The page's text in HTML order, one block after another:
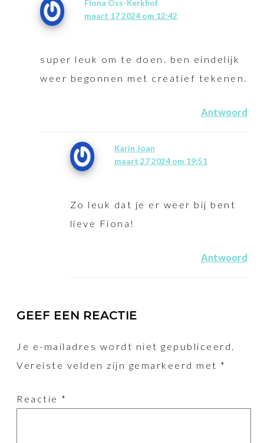
Fiona Oss-Kerkhof
maart 17 2024 om 12:42
super leuk om te doen. ben eindelijk
weer begonnen met creatief tekenen.
Antwoord
Karin Joan
maart 27 2024 om 19:51
Zo leuk dat je er weer bij bent
lieve Fiona!
Antwoord
GEEF EEN REACTIE
Je e-mailadres wordt niet gepubliceerd.
Vereiste velden zijn gemarkeerd met *
Reactie *